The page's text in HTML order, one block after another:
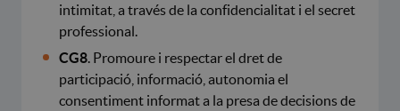
intimitat, a través de la confidencialitat i el secret
professional.
CG8 . Promoure i respectar el dret de
participació, informació, autonomia el
consentiment informat a la presa de decisions de